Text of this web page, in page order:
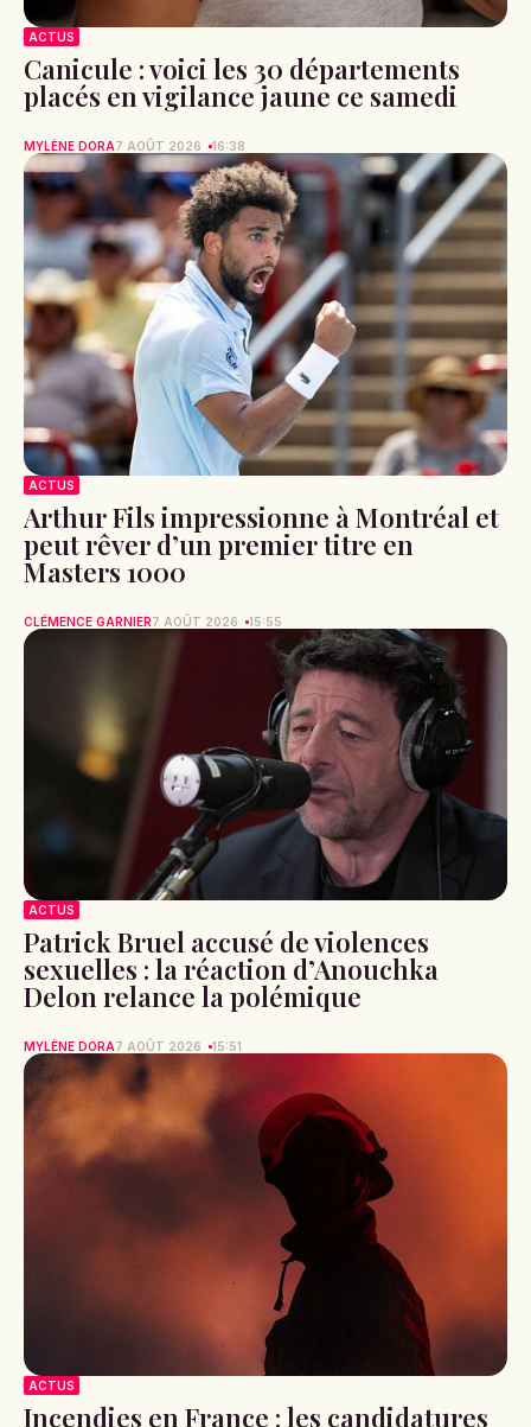
ACTUS
Canicule : voici les 30 départements
placés en vigilance jaune ce samedi
MYLÈNE DORA7 AOÛT 2026 16:38
ACTUS
Arthur Fils impressionne à Montréal et
peut rêver d’un premier titre en
Masters 1000
CLÉMENCE GARNIER7 AOÛT 2026 15:55
ACTUS
Patrick Bruel accusé de violences
sexuelles : la réaction d’Anouchka
Delon relance la polémique
MYLÈNE DORA7 AOÛT 2026 15:51
ACTUS
Incendies en France : les candidatures